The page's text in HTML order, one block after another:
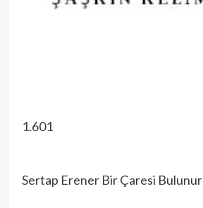
1.601
Sertap Erener Bir Çaresi Bulunur